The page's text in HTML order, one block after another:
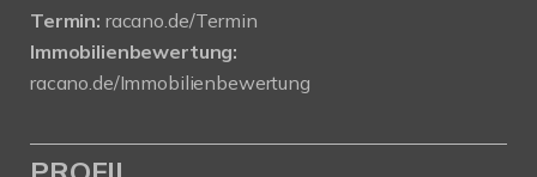
Termin: racano.de/Termin
Immobilienbewertung:
racano.de/Immobilienbewertung